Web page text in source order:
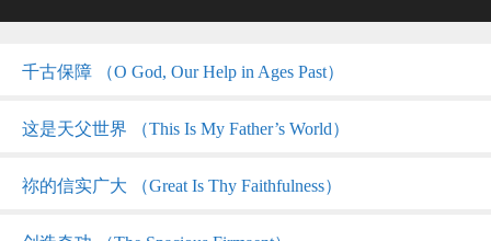
千古保障 （O God, Our Help in Ages Past）
这是天父世界 （This Is My Father’s World）
祢的信实广大 （Great Is Thy Faithfulness）